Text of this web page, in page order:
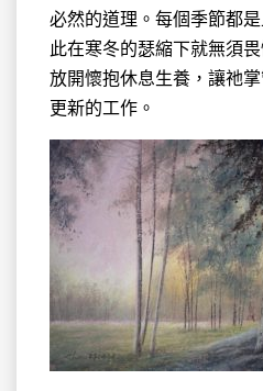
必然的道理。每個季節都
此在寒冬的瑟縮下就無須
放開懷抱休息生養，讓祂
更新的工作。